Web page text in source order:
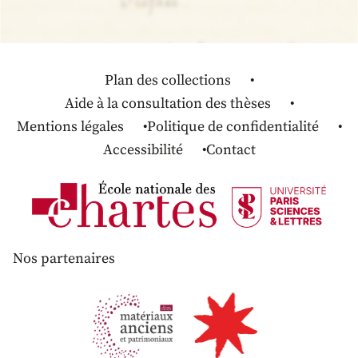
Plan des collections
Aide à la consultation des thèses
Mentions légales
Politique de confidentialité
Accessibilité
Contact
Nos partenaires